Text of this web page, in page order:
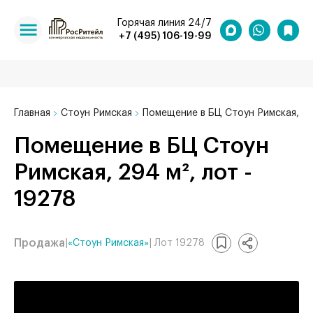
+7 (495) 106-19-99
Горячая линия 24/7
Главная Стоун Римская Помещение в БЦ Стоун Римская,
Помещение в БЦ Стоун
Римская, 294 м², лот -
19278
Продажа «Стоун Римская» | Лот 19278